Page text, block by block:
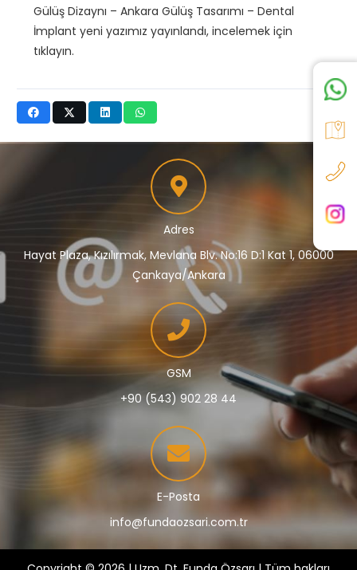
Gülüş Dizaynı – Ankara Gülüş Tasarımı – Dental
İmplant yeni yazımız yayınlandı, incelemek için
tıklayın.
Adres
Hayat Plaza, Kızılırmak, Mevlana Blv. No:16 D:1 Kat 1, 06000
Çankaya/Ankara
GSM
+90 (543) 902 28 44
E-Posta
info@fundaozsari.com.tr